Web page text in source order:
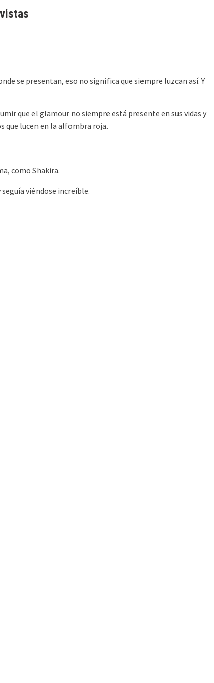
se presentan, eso no significa que siempre luzcan así. Y
que el glamour no siempre está presente en sus vidas y
que lucen en la alfombra roja.
como Shakira.
viéndose increíble.